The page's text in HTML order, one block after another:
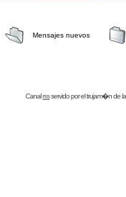
Mensajes nuevos
Canalrssservido por eltrujam�nde